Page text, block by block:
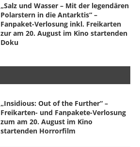
„Salz und Wasser – Mit der legendären
Polarstern in die Antarktis“ –
Fanpaket-Verlosung inkl. Freikarten
zur am 20. August im Kino startenden
Doku
„Insidious: Out of the Further“ –
Freikarten- und Fanpakete-Verlosung
zum am 20. August im Kino
startenden Horrorfilm